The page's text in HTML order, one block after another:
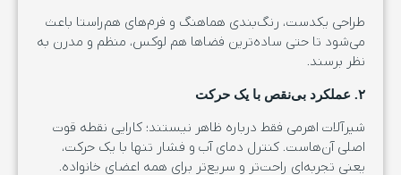
طراحی یکدست، رنگ‌بندی هماهنگ و فرم‌های هم‌راستا باعث
می‌شود تا حتی ساده‌ترین فضاها هم لوکس، منظم و مدرن به
نظر برسند.
۲. عملکرد بی‌نقص با یک حرکت
شیرآلات اهرمی فقط درباره ظاهر نیستند؛ کارایی نقطه قوت
اصلی آن‌هاست. کنترل دمای آب و فشار تنها با یک حرکت،
یعنی تجربه‌ای راحت‌تر و سریع‌تر برای همه اعضای خانواده.